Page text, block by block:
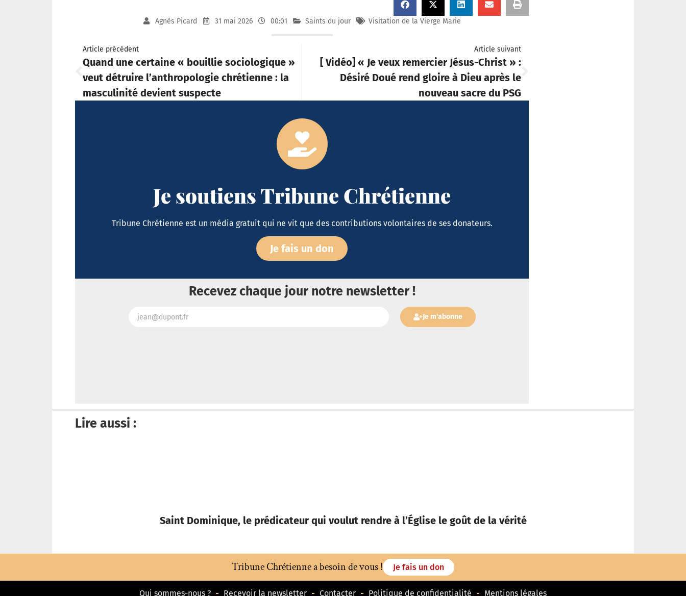
Agnès Picard 31 mai 2026 00:01 Saints du jour Visitation de la Vierge Marie
Article précédent
Quand une certaine « bouillie sociologique »
veut détruire l’anthropologie chrétienne : la
masculinité devient suspecte
Article suivant
[ Vidéo] « Je veux remercier Jésus-Christ » :
Désiré Doué rend gloire à Dieu après le
nouveau sacre du PSG
Je soutiens Tribune Chrétienne
Tribune Chrétienne est un média gratuit qui ne vit que des contributions volontaires de ses donateurs.
Je fais un don
Recevez chaque jour notre newsletter !
Je m'abonne
Lire aussi :
Saint Dominique, le prédicateur qui voulut rendre à l’Église le goût de la vérité
Tribune Chrétienne a besoin de vous ! Je fais un don
Qui sommes-nous ? Recevoir la newsletter Contacter Politique de confidentialité Mentions légales